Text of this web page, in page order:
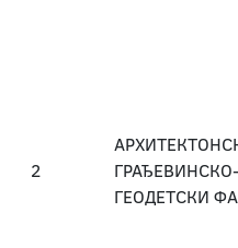
2
ГРАЂЕВИНСКО-
ГЕОДЕТСКИ